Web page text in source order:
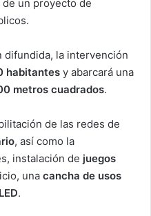
un proyecto de
difundida, la intervención
habitantes y abarcará una
metros cuadrados.
de las redes de
, así como la
instalación de juegos
una cancha de usos
.